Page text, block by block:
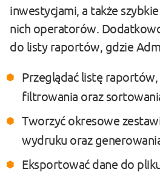
inwestycjami, a także
nich operatorów.
do listy raportów, gdzie
Przeglądać listę
filtrowania oraz
Tworzyć okresowe
wydruku oraz
Eksportować dane do